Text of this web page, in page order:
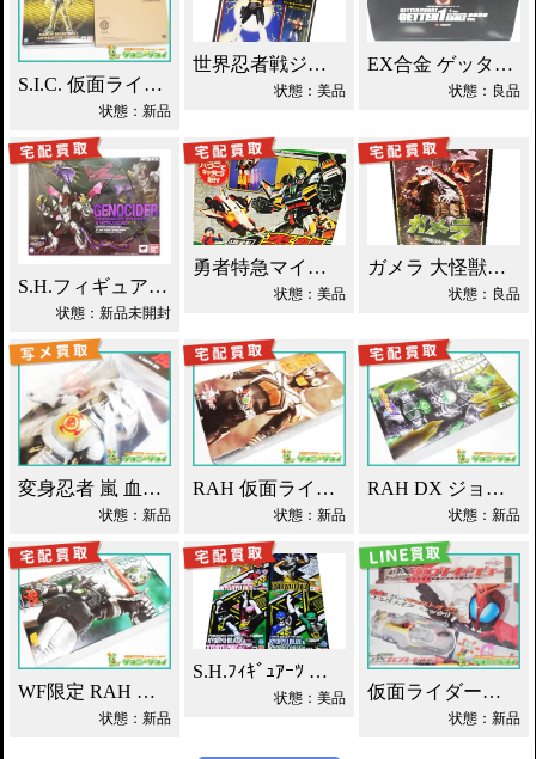
S.I.C. 仮面ライダーオーズ ラトラーターコンボ買取
状態：新品
世界忍者戦ジライヤ DX磁気 買取！
状態：美品
EX合金 ゲッターロボ ゲッター1 買取！
状態：良品
S.H.フィギュアーツ ジェノサイダー 買取！
状態：新品未開封
勇者特急マイトガイン 4段変形 轟龍 買取！
状態：美品
ガメラ 大怪獣空中決戦 ソフビ買取！
状態：良品
変身忍者 嵐 血車魔神斉 東映レトロソフビ買取！
状態：新品
RAH 仮面ライダーパンチホッパー 2011DX買取！
状態：新品
RAH DX ジョーカー 仮面ライダーブレイド買取！
状態：新品
WF限定 RAH シャドームーン Ver.1.5 2012DX 買取！
状態：新品
S.H.ﾌｨｷﾞｭｱｰﾂ 獣電戦隊ｷｮｳﾘｭｳｼﾞｬｰ買取！
状態：美品 仮面ライダーカブト DXカブトゼクター買取！
状態：新品